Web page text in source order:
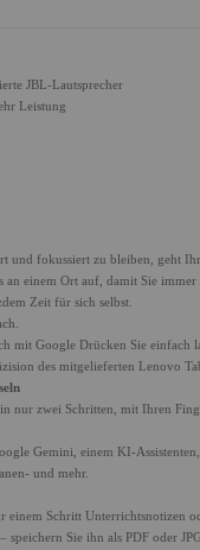
JBL-Lautsprecher
Leistung
und fokussiert zu bleiben, geht
an einem Ort auf, damit Sie
Zeit für sich selbst.
mit Google Drücken Sie einfach
des mitgelieferten Lenovo
nur zwei Schritten, mit Ihren
Gemini, einem KI-
und mehr.
Schritt Unterrichtsnotizen
speichern Sie ihn als PDF oder